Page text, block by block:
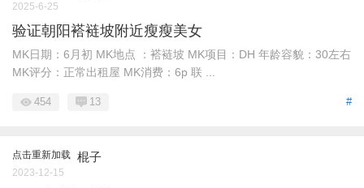
2025-6-25
验证朝阳褡裢坡附近瘦瘦美女
MK日期：6月初 MK地点 ：褡裢坡 MK项目：DH 年龄容貌：30左右
MK评分：正常出租屋 MK消费：6p 联 ...
#
454 13
点击重新加载 棍子
2023-12-15